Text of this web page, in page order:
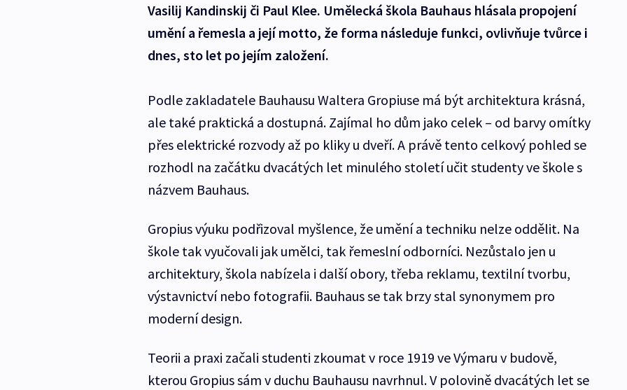
Vasilij Kandinskij či Paul Klee. Umělecká škola Bauhaus hlásala propojení
umění a řemesla a její motto, že forma následuje funkci, ovlivňuje tvůrce i
dnes, sto let po jejím založení.
Podle zakladatele Bauhausu Waltera Gropiuse má být architektura krásná,
ale také praktická a dostupná. Zajímal ho dům jako celek – od barvy omítky
přes elektrické rozvody až po kliky u dveří. A právě tento celkový pohled se
rozhodl na začátku dvacátých let minulého století učit studenty ve škole s
názvem Bauhaus.
Gropius výuku podřizoval myšlence, že umění a techniku nelze oddělit. Na
škole tak vyučovali jak umělci, tak řemeslní odborníci. Nezůstalo jen u
architektury, škola nabízela i další obory, třeba reklamu, textilní tvorbu,
výstavnictví nebo fotografii. Bauhaus se tak brzy stal synonymem pro
moderní design.
Teorii a praxi začali studenti zkoumat v roce 1919 ve Výmaru v budově,
kterou Gropius sám v duchu Bauhausu navrhnul. V polovině dvacátých let se